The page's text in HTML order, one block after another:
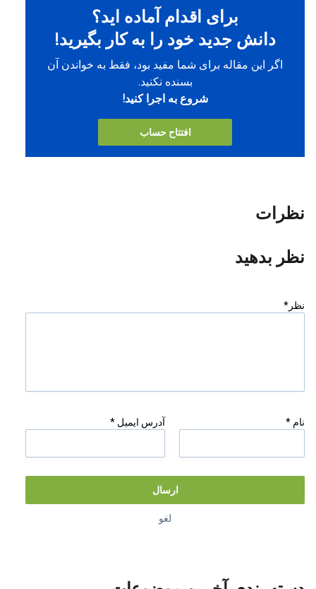
برای اقدام آماده اید؟
دانش جدید خود را به کار بگیرید!
اگر این مقاله برای شما مفید بود، فقط به خواندن آن
بسنده نکنید.
شروع به اجرا کنید!
افتتاح حساب
نظرات
نظر بدهید
نظر*
نام * آدرس ایمیل *
ارسال
لغو
به عنوان IB به اشتراک بگذارید